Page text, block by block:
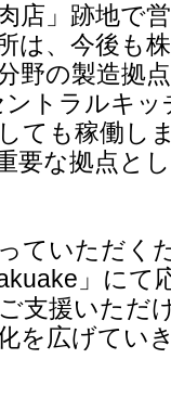
店」跡地で
は、今後も
野の製造拠
ントラルキ
ても稼働し
要な拠点と
ていただく
」にて
支援いただ
を広げてい